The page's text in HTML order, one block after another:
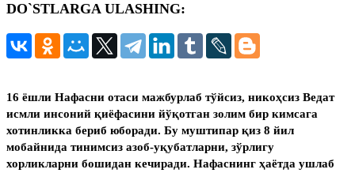
DO`STLARGA ULASHING:
16 ёшли Нафасни отаси мажбурлаб тўйсиз, никоҳсиз Ведат
исмли инсоний қиёфасини йўқотган золим бир кимсага
хотинликка бериб юборади. Бу муштипар қиз 8 йил
мобайнида тинимсиз азоб-уқубатларни, зўрлигу
хорликларни бошидан кечиради. Нафаснинг ҳаётда ушлаб